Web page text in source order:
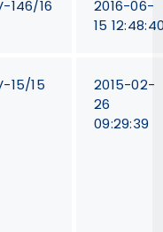
146/16
2016-06-
15
15/15
2015-02-
26
09:29:39